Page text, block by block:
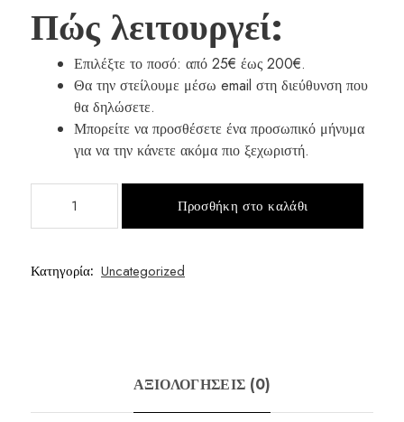
Πώς λειτουργεί:
Επιλέξτε το ποσό: από 25€ έως 200€.
Θα την στείλουμε μέσω email στη διεύθυνση που
θα δηλώσετε.
Μπορείτε να προσθέσετε ένα προσωπικό μήνυμα
για να την κάνετε ακόμα πιο ξεχωριστή.
JoyHappyKids.gr
Προσθήκη στο καλάθι
Κατηγορία: Uncategorized
ΑΞΙΟΛΟΓΉΣΕΙΣ (0)